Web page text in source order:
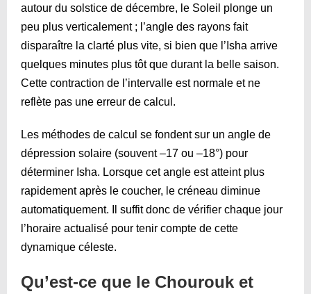
autour du solstice de décembre, le Soleil plonge un
peu plus verticalement ; l’angle des rayons fait
disparaître la clarté plus vite, si bien que l’Isha arrive
quelques minutes plus tôt que durant la belle saison.
Cette contraction de l’intervalle est normale et ne
reflète pas une erreur de calcul.
Les méthodes de calcul se fondent sur un angle de
dépression solaire (souvent –17 ou –18°) pour
déterminer Isha. Lorsque cet angle est atteint plus
rapidement après le coucher, le créneau diminue
automatiquement. Il suffit donc de vérifier chaque jour
l’horaire actualisé pour tenir compte de cette
dynamique céleste.
Qu’est-ce que le Chourouk et